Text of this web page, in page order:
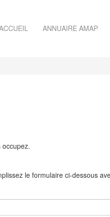
ANNUAIRE AMAP
le formulaire ci-dessous